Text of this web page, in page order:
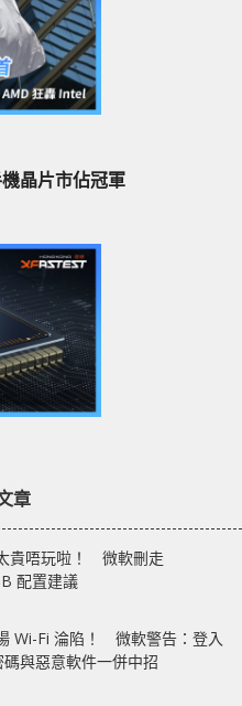
晶片市佔冠軍
章
貴唔玩啦！ 微軟刪走
配置建議
Wi-Fi 淪陷！ 微軟警告：登入
與惡意軟件一併中招